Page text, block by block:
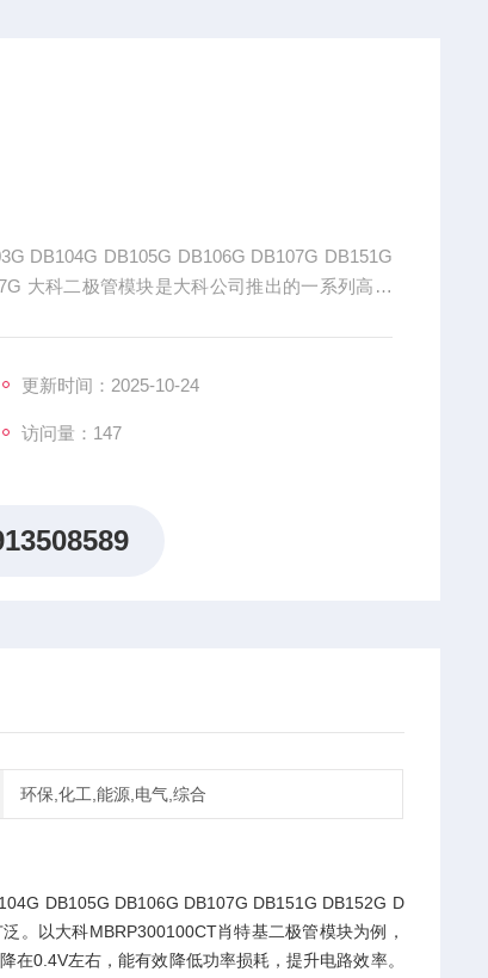
DB104G DB105G DB106G DB107G DB151G
大科二极管模块是大科公司推出的一系列高性
更新时间：2025-10-24
访问量：147
环保,化工,能源,电气,综合
DB105G DB106G DB107G DB151G DB152G D
。以大科MBRP300100CT肖特基二极管模块为例，
0.4V左右，能有效降低功率损耗，提升电路效率。